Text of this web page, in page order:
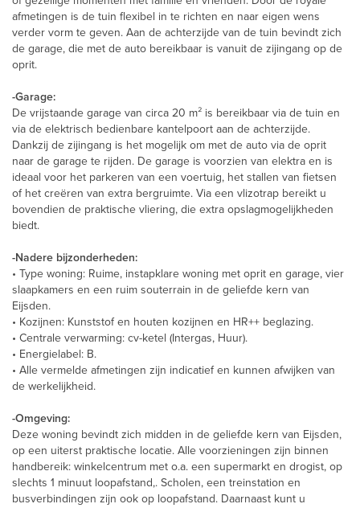
afmetingen is de tuin flexibel in te richten en naar eigen wens
verder vorm te geven. Aan de achterzijde van de tuin bevindt zich
de garage, die met de auto bereikbaar is vanuit de zijingang op de
oprit.
-Garage:
De vrijstaande garage van circa 20 m² is bereikbaar via de tuin en
via de elektrisch bedienbare kantelpoort aan de achterzijde.
Dankzij de zijingang is het mogelijk om met de auto via de oprit
naar de garage te rijden. De garage is voorzien van elektra en is
ideaal voor het parkeren van een voertuig, het stallen van fietsen
of het creëren van extra bergruimte. Via een vlizotrap bereikt u
bovendien de praktische vliering, die extra opslagmogelijkheden
biedt.
-Nadere bijzonderheden:
• Type woning: Ruime, instapklare woning met oprit en garage, vier
slaapkamers en een ruim souterrain in de geliefde kern van
Eijsden.
• Kozijnen: Kunststof en houten kozijnen en HR++ beglazing.
• Centrale verwarming: cv-ketel (Intergas, Huur).
• Energielabel: B.
• Alle vermelde afmetingen zijn indicatief en kunnen afwijken van
de werkelijkheid.
-Omgeving:
Deze woning bevindt zich midden in de geliefde kern van Eijsden,
op een uiterst praktische locatie. Alle voorzieningen zijn binnen
handbereik: winkelcentrum met o.a. een supermarkt en drogist, op
slechts 1 minuut loopafstand,. Scholen, een treinstation en
busverbindingen zijn ook op loopafstand. Daarnaast kunt u